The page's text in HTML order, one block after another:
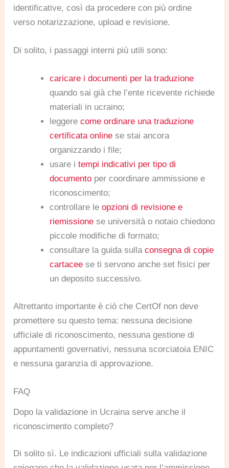
identificative, così da procedere con più ordine
verso notarizzazione, upload e revisione.
Di solito, i passaggi interni più utili sono:
caricare i documenti per la traduzione
quando sai già che l’ente ricevente richiede
materiali in ucraino;
leggerecome ordinare una traduzione
certificata online se stai ancora
organizzando i file;
usare itempi indicativi per tipo di
documento per coordinare ammissione e
riconoscimento;
controllare leopzioni di revisione e
riemissione se università o notaio chiedono
piccole modifiche di formato;
consultare la guida sullaconsegna di copie
cartacee se ti servono anche set fisici per
un deposito successivo.
Altrettanto importante è ciò che CertOf non deve
promettere su questo tema: nessuna decisione
ufficiale di riconoscimento, nessuna gestione di
appuntamenti governativi, nessuna scorciatoia ENIC
e nessuna garanzia di approvazione.
FAQ
Dopo la validazione in Ucraina serve anche il
riconoscimento completo?
Di solito sì. Le indicazioni ufficiali sulla validazione